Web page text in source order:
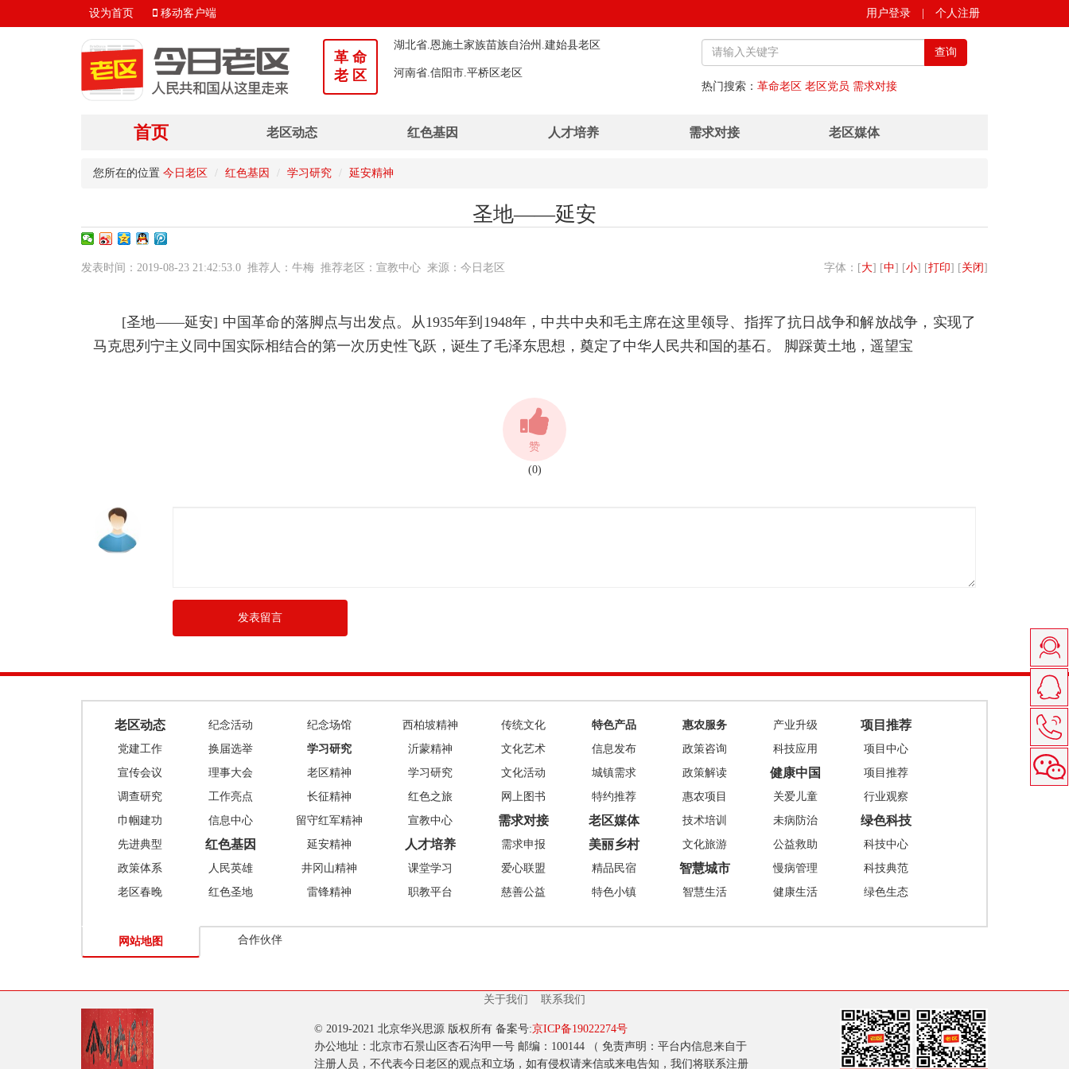
用户登录 个人注册
设为首页 移动客户端
革 命
老 区
湖北省.恩施土家族苗族自治州.建始县老区
查询
热门搜索： 革命老区 老区党员 需求对接
首页 老区动态 红色基因 人才培养 需求对接 老区媒体
您所在的位置 今日老区 红色基因 学习研究 延安精神
圣地——延安
字体：[大] [中] [小] [打印] [关闭]
发表时间：2019-08-23 21:42:53.0 推荐人：牛梅 推荐老区：宣教中心 来源：今日老区
[圣地——延安] 中国革命的落脚点与出发点。从1935年到1948年，中共中央和毛主席在这里领导、指挥了抗日战争和解放战争，实现了
马克思列宁主义同中国实际相结合的第一次历史性飞跃，诞生了毛泽东思想，奠定了中华人民共和国的基石。 脚踩黄土地，遥望宝
赞
(0)
老区动态
党建工作
宣传会议
调查研究
巾帼建功
先进典型
政策体系
老区春晚
纪念活动
换届选举
理事大会
工作亮点
信息中心
红色基因
人民英雄
红色圣地
纪念场馆
学习研究
老区精神
长征精神
留守红军精神
延安精神
井冈山精神
雷锋精神
西柏坡精神
沂蒙精神
学习研究
红色之旅
宣教中心
人才培养
课堂学习
职教平台
传统文化
文化艺术
文化活动
网上图书
需求对接
需求申报
爱心联盟
慈善公益
特色产品
信息发布
城镇需求
特约推荐
老区媒体
美丽乡村
精品民宿
特色小镇
惠农服务
政策咨询
政策解读
惠农项目
技术培训
文化旅游
智慧城市
智慧生活
产业升级
科技应用
健康中国
关爱儿童
未病防治
公益救助
慢病管理
健康生活
项目推荐
项目中心
项目推荐
行业观察
绿色科技
科技中心
科技典范
绿色生态
网站地图 合作伙伴
关于我们 联系我们
© 2019-2021 北京华兴思源 版权所有 备案号:京ICP备19022274号
办公地址：北京市石景山区杏石沟甲一号 邮编：100144 （ 免责声明：平台内信息来自于
注册人员，不代表今日老区的观点和立场，如有侵权请来信或来电告知，我们将联系注册